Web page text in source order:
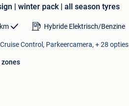
| winter pack | all season tyres
km Hybride Elektrisch/Benzine
Control, Parkeercamera, + 28 opties